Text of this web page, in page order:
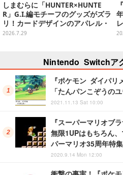
しまむらに「HUNTER×HUNTE
R」G.I.編モチーフのグッズがズラ
リ！カードデザインのアパレル・
雑貨、ゴレイヌの「オレが3人分
2026.7.29
Nintendo Switchア
『ポケモン ダイパ
「たんパンこぞうの
2021.11.13 Sat 10:00
『スーパーマリオブ
無限1UPはもちろん
パーマリオ35周年特集
2020.9.14 Mon 12:00